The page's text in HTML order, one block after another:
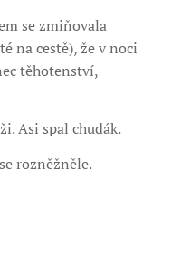
se zmiňovala
na cestě), že v noci
těhotenství,
Asi spal chudák.
rozněžněle.